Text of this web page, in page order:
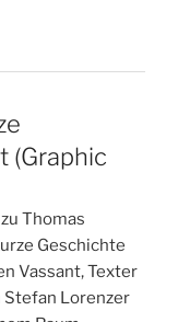
(Graphic
Thomas
Geschichte
Vassant, Texter
Stefan Lorenzer